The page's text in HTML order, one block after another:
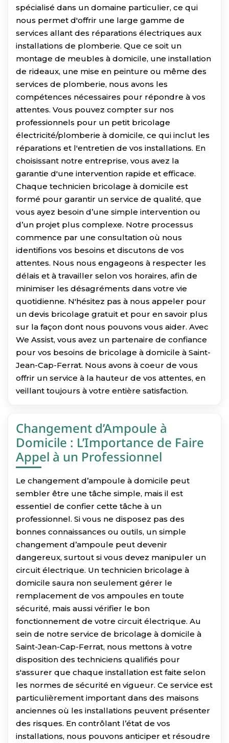
spécialisé dans un domaine particulier, ce qui
nous permet d'offrir une large gamme de
services allant des réparations électriques aux
installations de plomberie. Que ce soit un
montage de meubles à domicile, une installation
de rideaux, une mise en peinture ou même des
services de plomberie, nous avons les
compétences nécessaires pour répondre à vos
attentes. Vous pouvez compter sur nos
professionnels pour un petit bricolage
électricité/plomberie à domicile, ce qui inclut les
réparations et l'entretien de vos installations. En
choisissant notre entreprise, vous avez la
garantie d'une intervention rapide et efficace.
Chaque technicien bricolage à domicile est
formé pour garantir un service de qualité, que
vous ayez besoin d’une simple intervention ou
d’un projet plus complexe. Notre processus
commence par une consultation où nous
identifions vos besoins et discutons de vos
attentes. Nous nous engageons à respecter les
délais et à travailler selon vos horaires, afin de
minimiser les désagréments dans votre vie
quotidienne. N'hésitez pas à nous appeler pour
un devis bricolage gratuit et pour en savoir plus
sur la façon dont nous pouvons vous aider. Avec
We Assist, vous avez un partenaire de confiance
pour vos besoins de bricolage à domicile à Saint-
Jean-Cap-Ferrat. Nous avons à coeur de vous
offrir un service à la hauteur de vos attentes, en
veillant toujours à votre entière satisfaction.
Changement d’Ampoule à
Domicile : L’Importance de Faire
Appel à un Professionnel
Le changement d’ampoule à domicile peut
sembler être une tâche simple, mais il est
essentiel de confier cette tâche à un
professionnel. Si vous ne disposez pas des
bonnes connaissances ou outils, un simple
changement d’ampoule peut devenir
dangereux, surtout si vous devez manipuler un
circuit électrique. Un technicien bricolage à
domicile saura non seulement gérer le
remplacement de vos ampoules en toute
sécurité, mais aussi vérifier le bon
fonctionnement de votre circuit électrique. Au
sein de notre service de bricolage à domicile à
Saint-Jean-Cap-Ferrat, nous mettons à votre
disposition des techniciens qualifiés pour
s'assurer que chaque installation est faite selon
les normes de sécurité en vigueur. Ce service est
particulièrement important dans des maisons
anciennes où les installations peuvent présenter
des risques. En contrôlant l’état de vos
installations, nous pouvons anticiper et résoudre